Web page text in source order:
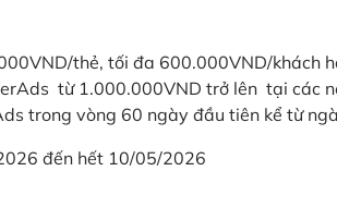
thẻ, tối đa 600.000VND/khách
từ 1.000.000VND trở lên tại các
trong vòng 60 ngày đầu tiên kể từ
đến hết 10/05/2026